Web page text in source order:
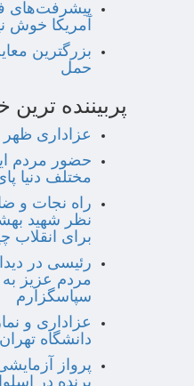
پیشرفت‌های
آمریکا خوش
بزرگترین
حمل
پربیننده ترین
عزاداری ظهر
حضور مردم
مختلف دنیا
راه نجات و
نظر شهید
برای
رئیسی در
مردم عزیز
سپاسگزارم
عزاداری و
دانشگاه تهران
پرواز
پرنده در